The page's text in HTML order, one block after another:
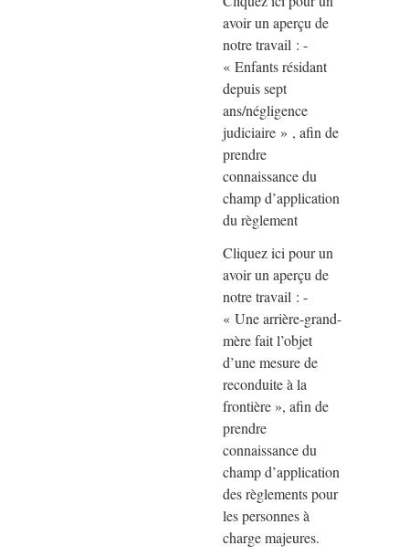
avoir un aperçu de
notre travail : -
« Enfants résidant
depuis sept
ans/négligence
judiciaire » , afin de
prendre
connaissance du
champ d’application
du règlement
Cliquez ici pour un
avoir un aperçu de
notre travail : -
« Une arrière-grand-
mère fait l’objet
d’une mesure de
reconduite à la
frontière », afin de
prendre
connaissance du
champ d’application
des règlements pour
les personnes à
charge majeures.